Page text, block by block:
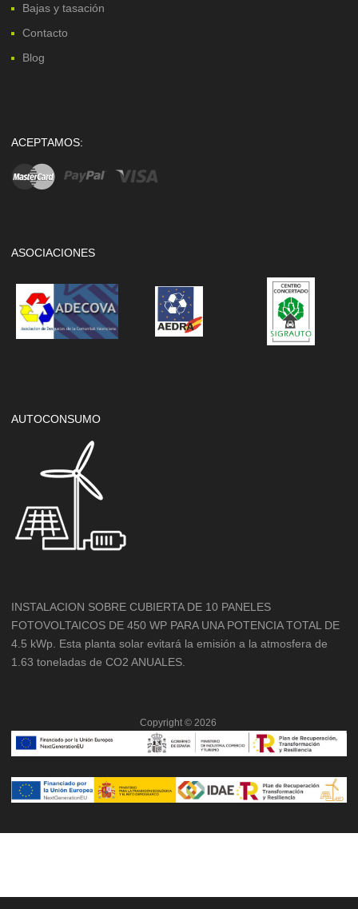
Bajas y tasación
Contacto
Blog
ACEPTAMOS:
ASOCIACIONES
AUTOCONSUMO
INSTALACION SOBRE CUBIERTA DE 10 PANELES
FOTOVOLTAICOS DE 450 WP PARA UNA POTENCIA TOTAL DE
4.5 kWp. Esta planta solar evitará la emisión a la atmosfera de
1.63 toneladas de CO2 ANUALES.
Copyright © 2026